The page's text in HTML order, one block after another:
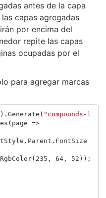
antes de la capa
capas agregadas
por encima del
repite las capas
ocupadas por el
para agregar marcas
Generate ( "compounds-l
( page =>
. Parent . FontSize
( 235 , 64, 52 ));